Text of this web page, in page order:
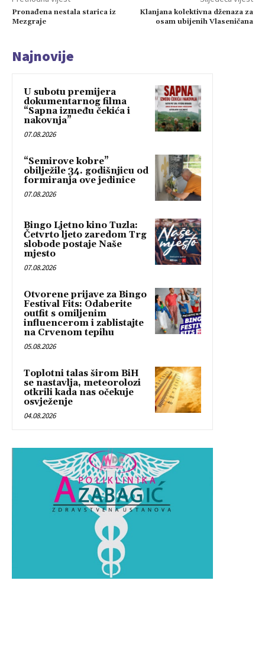
Pronađena nestala starica iz
Mezgraje
Klanjana kolektivna dženaza za
osam ubijenih Vlaseničana
Najnovije
U subotu premijera
dokumentarnog filma
“Sapna između čekića i
nakovnja”
07.08.2026
“Semirove kobre”
obilježile 34. godišnjicu od
formiranja ove jedinice
07.08.2026
Bingo Ljetno kino Tuzla:
Četvrto ljeto zaredom Trg
slobode postaje Naše
mjesto
07.08.2026
Otvorene prijave za Bingo
Festival Fits: Odaberite
outfit s omiljenim
influencerom i zablistajte
na Crvenom tepihu
05.08.2026
Toplotni talas širom BiH
se nastavlja, meteorolozi
otkrili kada nas očekuje
osvježenje
04.08.2026